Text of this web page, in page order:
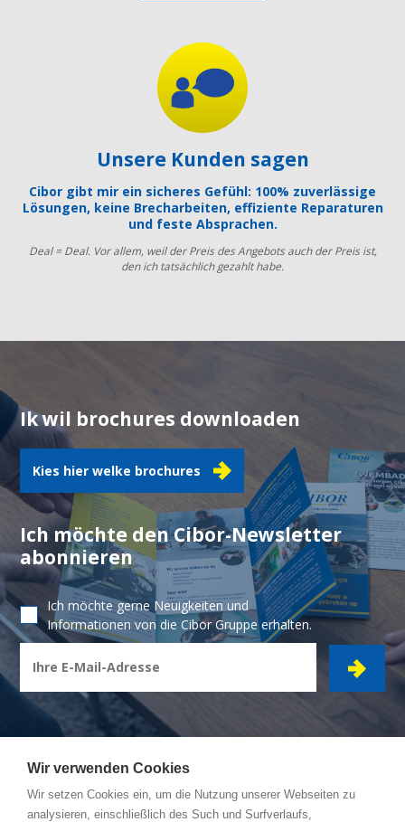
Unsere Kunden sagen
Cibor gibt mir ein sicheres Gefühl: 100% zuverlässige
Lösungen, keine Brecharbeiten, effiziente Reparaturen
und feste Absprachen.
Deal = Deal. Vor allem, weil der Preis des Angebots auch der Preis ist,
den ich tatsächlich gezahlt habe.
Ik wil brochures downloaden
Kies hier welke brochures
Ich möchte den Cibor-Newsletter
abonnieren
Ich möchte gerne Neuigkeiten und
Informationen von die Cibor Gruppe erhalten.
CIBOR GRUPPE- Ambachtsstraat 7 - 2450 Meerhout
Wir verwenden Cookies
Wir setzen Cookies ein, um die Nutzung unserer Webseiten zu
analysieren, einschließlich des Such und Surfverlaufs,